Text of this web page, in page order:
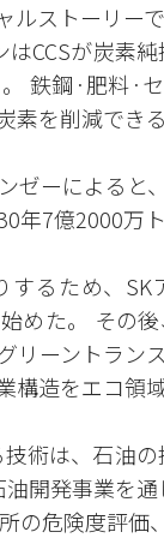
ルストーリー
はCCSが炭素
鉄鋼·肥料·
を削減でき
ゼーによると
年7億2000万
るため、
始めた。 その
リーントラン
造をエコ領
術は、石油
開発事業を
の危険度評